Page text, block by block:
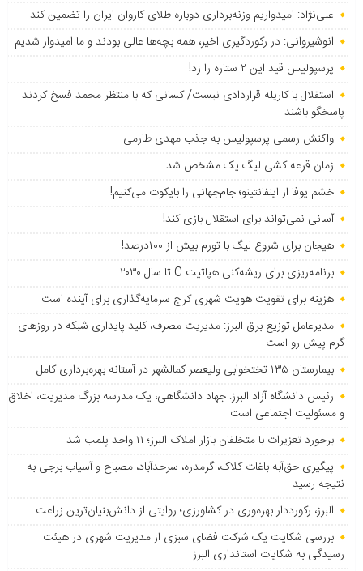
علی‌نژاد: امیدواریم وزنه‌برداری دوباره طلای کاروان ایران را تضمین کند
انوشیروانی: در رکوردگیری اخیر، همه بچه‌ها عالی بودند و ما امیدوار شدیم
پرسپولیس قید این ۲ ستاره را زد!
استقلال با کاریله قراردادی نبست/ کسانی که با منتظر محمد فسخ کردند
پاسخگو باشند
واکنش رسمی پرسپولیس به جذب مهدی طارمی
زمان قرعه کشی لیگ یک مشخص شد
خشم یوفا از اینفانتینو؛ جام‌جهانی را بایکوت می‌کنیم!
آسانی نمی‌تواند برای استقلال بازی کند!
هیجان برای شروع لیگ با تورم بیش از ۱۰۰درصد!
برنامه‌ریزی برای ریشه‌کنی هپاتیت C تا سال ۲۰۳۰
هزینه برای تقویت هویت شهری کرج سرمایه‌گذاری برای آینده است
مدیرعامل توزیع برق البرز: مدیریت مصرف، کلید پایداری شبکه در روزهای
گرم پیش رو است
بیمارستان ۱۳۵ تختخوابی ولیعصر کمالشهر در آستانه بهره‌برداری کامل
رئیس دانشگاه آزاد البرز: جهاد دانشگاهی، یک مدرسه بزرگ مدیریت، اخلاق
و مسئولیت اجتماعی است
برخورد تعزیرات با متخلفان بازار املاک البرز؛ ۱۱ واحد پلمب شد
پیگیری حق‌آبه باغات کلاک، گرمدره، سرحدآباد، مصباح و آسیاب برجی به
نتیجه رسید
البرز، رکورددار بهره‌وری در کشاورزی؛ روایتی از دانش‌بنیان‌ترین زراعت
بررسی شکایت یک شرکت فضای سبزی از مدیریت شهری در هیئت
رسیدگی به شکایات استانداری البرز